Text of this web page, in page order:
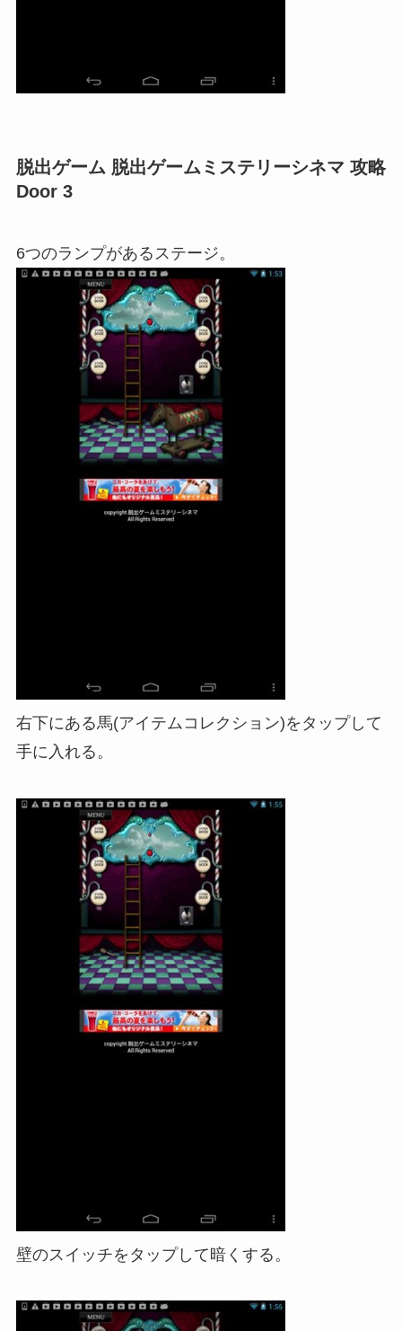
脱出ゲーム 脱出ゲームミステリーシネマ 攻略
Door 3
6つのランプがあるステージ。
右下にある馬(アイテムコレクション)をタップして
手に入れる。
壁のスイッチをタップして暗くする。